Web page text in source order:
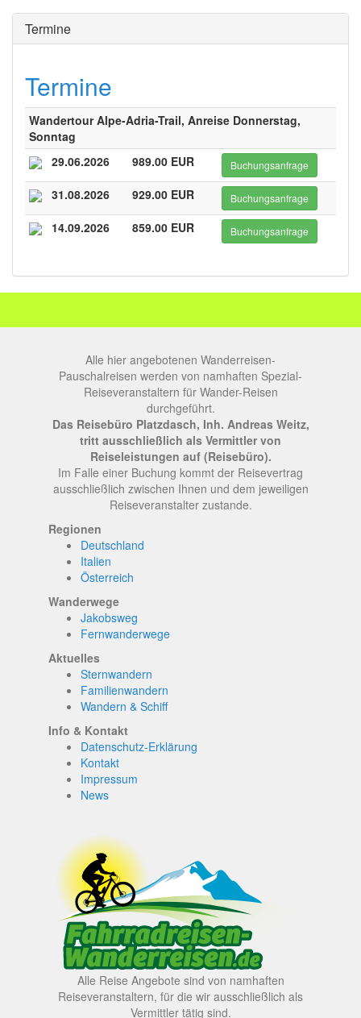
Termine
Termine
Wandertour Alpe-Adria-Trail, Anreise Donnerstag,
Sonntag
29.06.2026
989.00 EUR Buchungsanfrage
31.08.2026 929.00 EUR Buchungsanfrage
14.09.2026 859.00 EUR Buchungsanfrage
Alle hier angebotenen Wanderreisen-
Pauschalreisen werden von namhaften Spezial-
Reiseveranstaltern für Wander-Reisen
durchgeführt.
Das Reisebüro Platzdasch, Inh. Andreas Weitz,
tritt ausschließlich als Vermittler von
Reiseleistungen auf (Reisebüro).
Im Falle einer Buchung kommt der Reisevertrag
ausschließlich zwischen Ihnen und dem jeweiligen
Reiseveranstalter zustande.
Regionen
Deutschland
Italien
Österreich
Wanderwege
Jakobsweg
Fernwanderwege
Aktuelles
Sternwandern
Familienwandern
Wandern & Schiff
Info & Kontakt
Datenschutz-Erklärung
Kontakt
Impressum
News
Alle Reise Angebote sind von namhaften
Reiseveranstaltern, für die wir ausschließlich als
Vermittler tätig sind.